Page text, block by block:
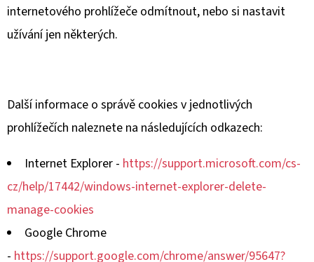
internetového prohlížeče odmítnout, nebo si nastavit
užívání jen některých.
Další informace o správě cookies v jednotlivých
prohlížečích naleznete na následujících odkazech:
Internet Explorer - https://support.microsoft.com/cs-
cz/help/17442/windows-internet-explorer-delete-
manage-cookies
Google Chrome
- https://support.google.com/chrome/answer/95647?